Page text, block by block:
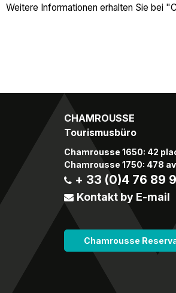
Weitere Informationen erhalten Sie bei
CHAMROUSSE
Tourismusbüro
Chamrousse 1650: 42
Chamrousse 1750: 478
+ 33 (0)4 76 89
Kontakt by E-mail
Chamrousse